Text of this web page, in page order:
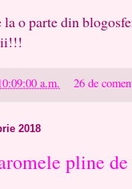
parte din
a.m. 26 de
2018
pline